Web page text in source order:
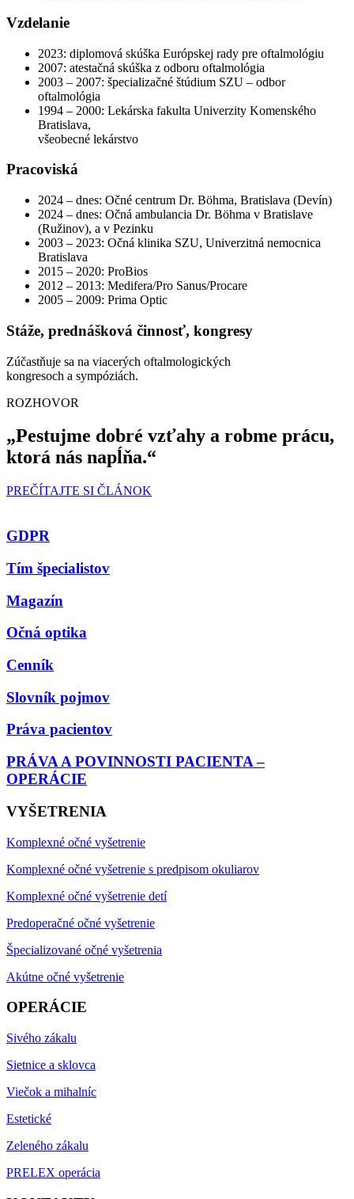
Vzdelanie
2023: diplomová skúška Európskej rady pre oftalmológiu
2007: atestačná skúška z odboru oftalmológia
2003 – 2007: špecializačné štúdium SZU – odbor
oftalmológia
1994 – 2000: Lekárska fakulta Univerzity Komenského
Bratislava,
všeobecné lekárstvo
Pracoviská
2024 – dnes: Očné centrum Dr. Böhma, Bratislava (Devín)
2024 – dnes: Očná ambulancia Dr. Böhma v Bratislave
(Ružinov), a v Pezinku
2003 – 2023: Očná klinika SZU, Univerzitná nemocnica
Bratislava
2015 – 2020: ProBios
2012 – 2013: Medifera/Pro Sanus/Procare
2005 – 2009: Prima Optic
Stáže, prednášková činnosť, kongresy
Zúčastňuje sa na viacerých oftalmologických
kongresoch a sympóziách.
ROZHOVOR
„Pestujme dobré vzťahy a robme prácu,
ktorá nás napĺňa.“
PREČÍTAJTE SI ČLÁNOK
GDPR
Tím špecialistov
Magazín
Očná optika
Cenník
Slovník pojmov
Práva pacientov
PRÁVA A POVINNOSTI PACIENTA –
OPERÁCIE
VYŠETRENIA
Komplexné očné vyšetrenie
Komplexné očné vyšetrenie s predpisom okuliarov
Komplexné očné vyšetrenie detí
Predoperačné očné vyšetrenie
Špecializované očné vyšetrenia
Akútne očné vyšetrenie
OPERÁCIE
Sivého zákalu
Sietnice a sklovca
Viečok a mihalníc
Estetické
Zeleného zákalu
PRELEX operácia